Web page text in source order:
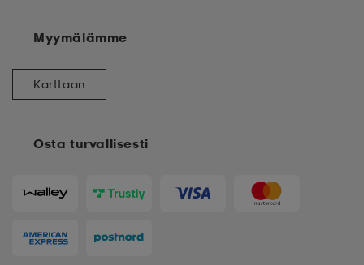
Osta turvallisesti
Myymälämme
Karttaan